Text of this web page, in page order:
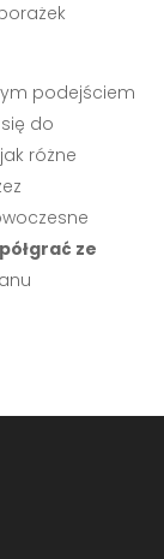
podejściem
do
różne
ze